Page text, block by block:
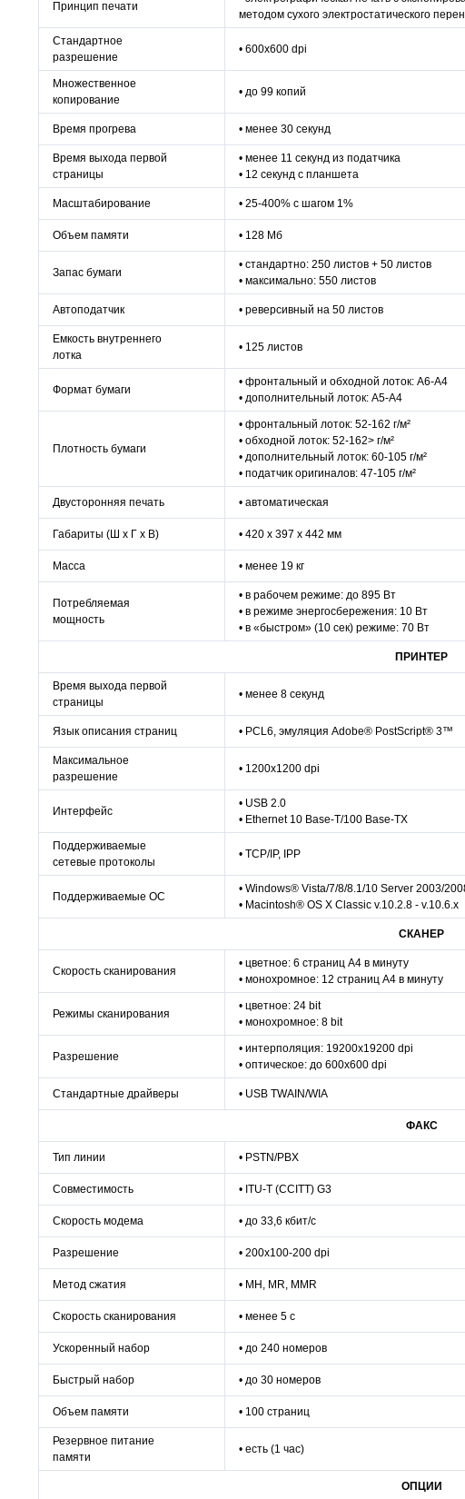
Принцип печати
методом сухого электростатического
Стандартное
разрешение
• 600х600 dpi
Множественное
копирование
• до 99 копий
Время прогрева • менее 30 секунд
Время выхода первой
страницы
• менее 11 секунд из податчика
• 12 секунд с планшета
Масштабирование • 25-400% с шагом 1%
Объем памяти • 128 Мб
Запас бумаги
• стандартно: 250 листов + 50 листов
• максимально: 550 листов
Автоподатчик • реверсивный на 50 листов
Емкость внутреннего
лотка
• 125 листов
Формат бумаги
• фронтальный и обходной лоток: A6-А4
• дополнительный лоток: A5-А4
Плотность бумаги
• фронтальный лоток: 52-162 г/м²
• обходной лоток: 52-162> г/м²
• дополнительный лоток: 60-105 г/м²
• податчик оригиналов: 47-105 г/м²
Двусторонняя печать • автоматическая
Габариты (Ш х Г х В) • 420 x 397 x 442 мм
Масса • менее 19 кг
Потребляемая
мощность
• в рабочем режиме: до 895 Вт
• в режиме энергосбережения: 10 Вт
• в «быстром» (10 сек) режиме: 70 Вт
ПРИНТЕР
Время выхода первой
страницы
• менее 8 секунд
Язык описания страниц • PCL6, эмуляция Adobe® PostScript® 3™
Максимальное
разрешение
• 1200х1200 dpi
Интерфейс
• USB 2.0
• Ethernet 10 Base-T/100 Base-TX
Поддерживаемые
сетевые протоколы
• TCP/IP, IPP
Поддерживаемые ОС
• Windows® Vista/7/8/8.1/10 Server 2003/
• Macintosh® OS X Classic v.10.2.8 - v.10.6.x
СКАНЕР
Скорость сканирования
• цветное: 6 страниц A4 в минуту
• монохромное: 12 страниц A4 в минуту
Режимы сканирования
• цветное: 24 bit
• монохромное: 8 bit
Разрешение
• интерполяция: 19200х19200 dpi
• оптическое: до 600х600 dpi
Стандартные драйверы • USB TWAIN/WIA
ФАКС
Тип линии • PSTN/PBX
Совместимость • ITU-T (CCITT) G3
Скорость модема • до 33,6 кбит/с
Разрешение • 200х100-200 dpi
Метод сжатия • MH, MR, MMR
Скорость сканирования • менее 5 с
Ускоренный набор • до 240 номеров
Быстрый набор • до 30 номеров
Объем памяти • 100 страниц
Резервное питание
памяти
• есть (1 час)
ОПЦИИ